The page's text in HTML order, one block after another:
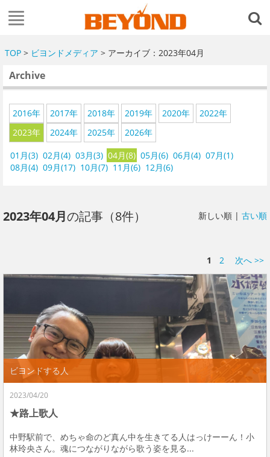
TOP> ビヨンドメディア > アーカイブ：2023年04月
Archive
2016年 2017年 2018年 2019年 2020年
2022年
2023年
2024年 2025年
2026年
01月(3) 02月(4) 03月(3) 04月(8) 05月(6) 06月(4) 07月(1)
08月(4) 09月(17) 10月(7) 11月(6) 12月(6)
2023年04月の記事（8件） 新しい順 | 古い順
1 2 次へ >>
ビヨンドする人
2023/04/20
★路上歌人
中野駅前で、めちゃ命のど真ん中を生きてる人はっけーーん！小
林玲央さん。魂につながりながら歌う姿を見る...